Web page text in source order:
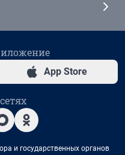
App Store
и государственных органов